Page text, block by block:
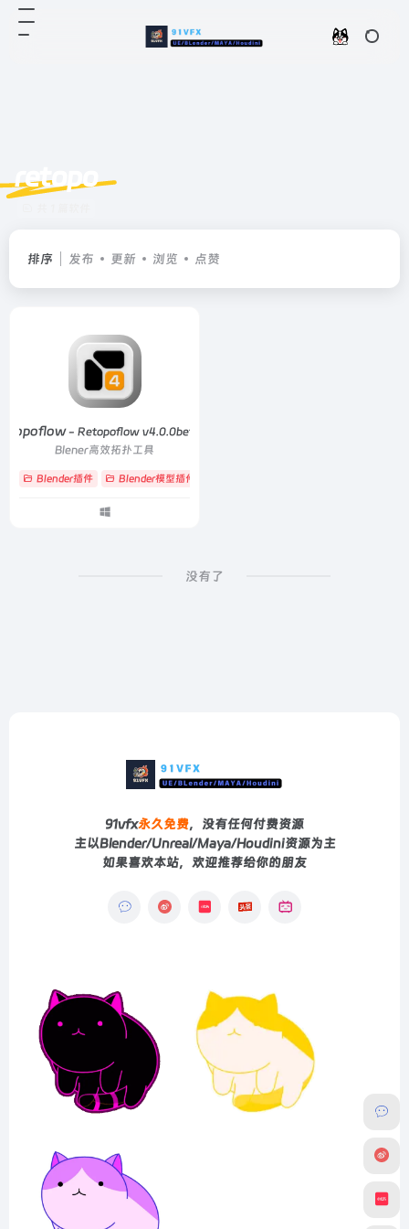
retopo
排序 发布 更新 浏览 点赞
- Retopoflow v4.0.0beta 06
Blener高效拓扑工具
Blender插件 Blender模型插件
没有了
91vfx永久免费，没有任何付费资源
主以Blender/Unreal/Maya/Houdini资源为主
如果喜欢本站，欢迎推荐给你的朋友